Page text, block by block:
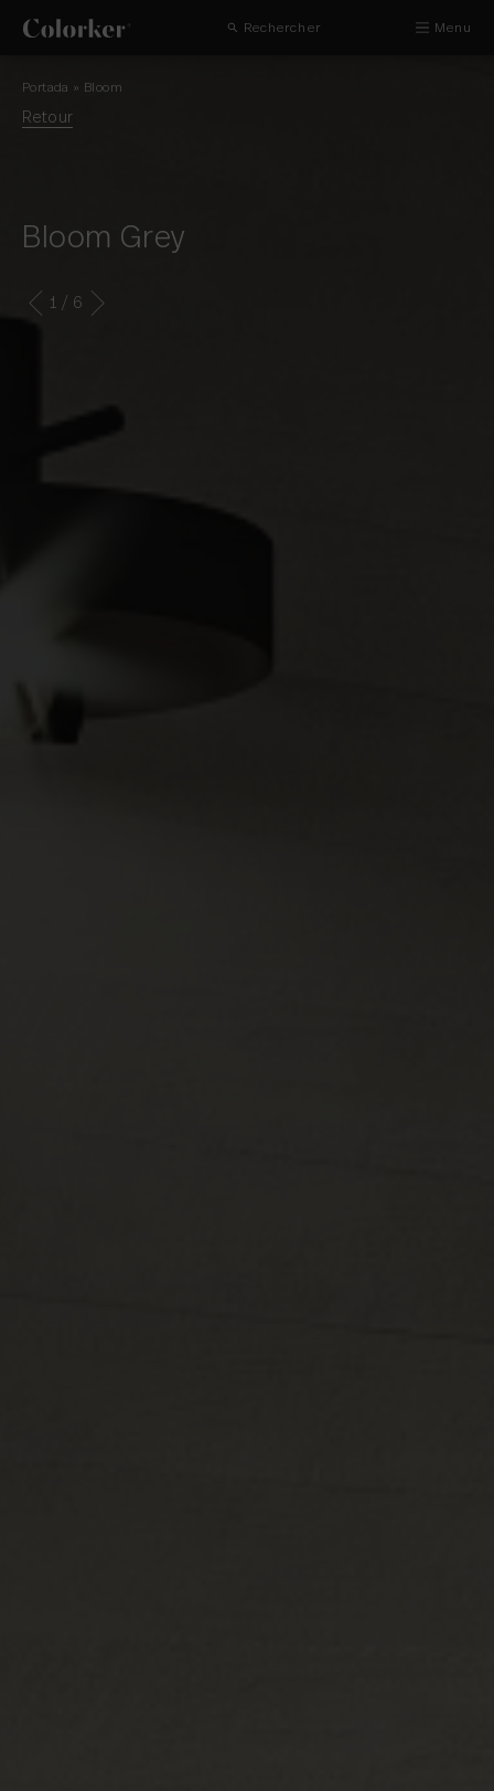
Rechercher Menu
Portada » Bloom
Retour
Bloom Grey
1 / 6